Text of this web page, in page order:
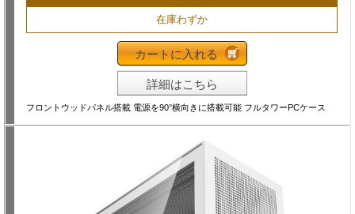
在庫わずか
カートに入れる
詳細はこちら
フロントウッドパネル搭載 電源を90°横向きに搭載可能 フルタワーPCケース